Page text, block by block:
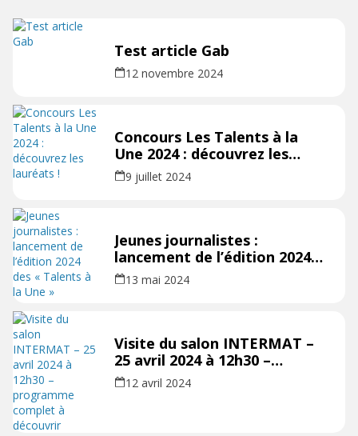
Test article Gab
12 novembre 2024
Concours Les Talents à la
Une 2024 : découvrez les
lauréats !
9 juillet 2024
Jeunes journalistes :
lancement de l’édition 2024
des « Talents à la Une »
13 mai 2024
Visite du salon INTERMAT –
25 avril 2024 à 12h30 –
programme complet à
découvrir
12 avril 2024